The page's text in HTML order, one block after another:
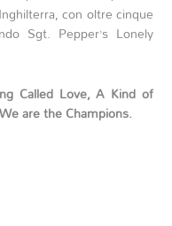
con oltre cinque
Sgt. Pepper’s Lonely
Called Love, A Kind of
are the Champions.